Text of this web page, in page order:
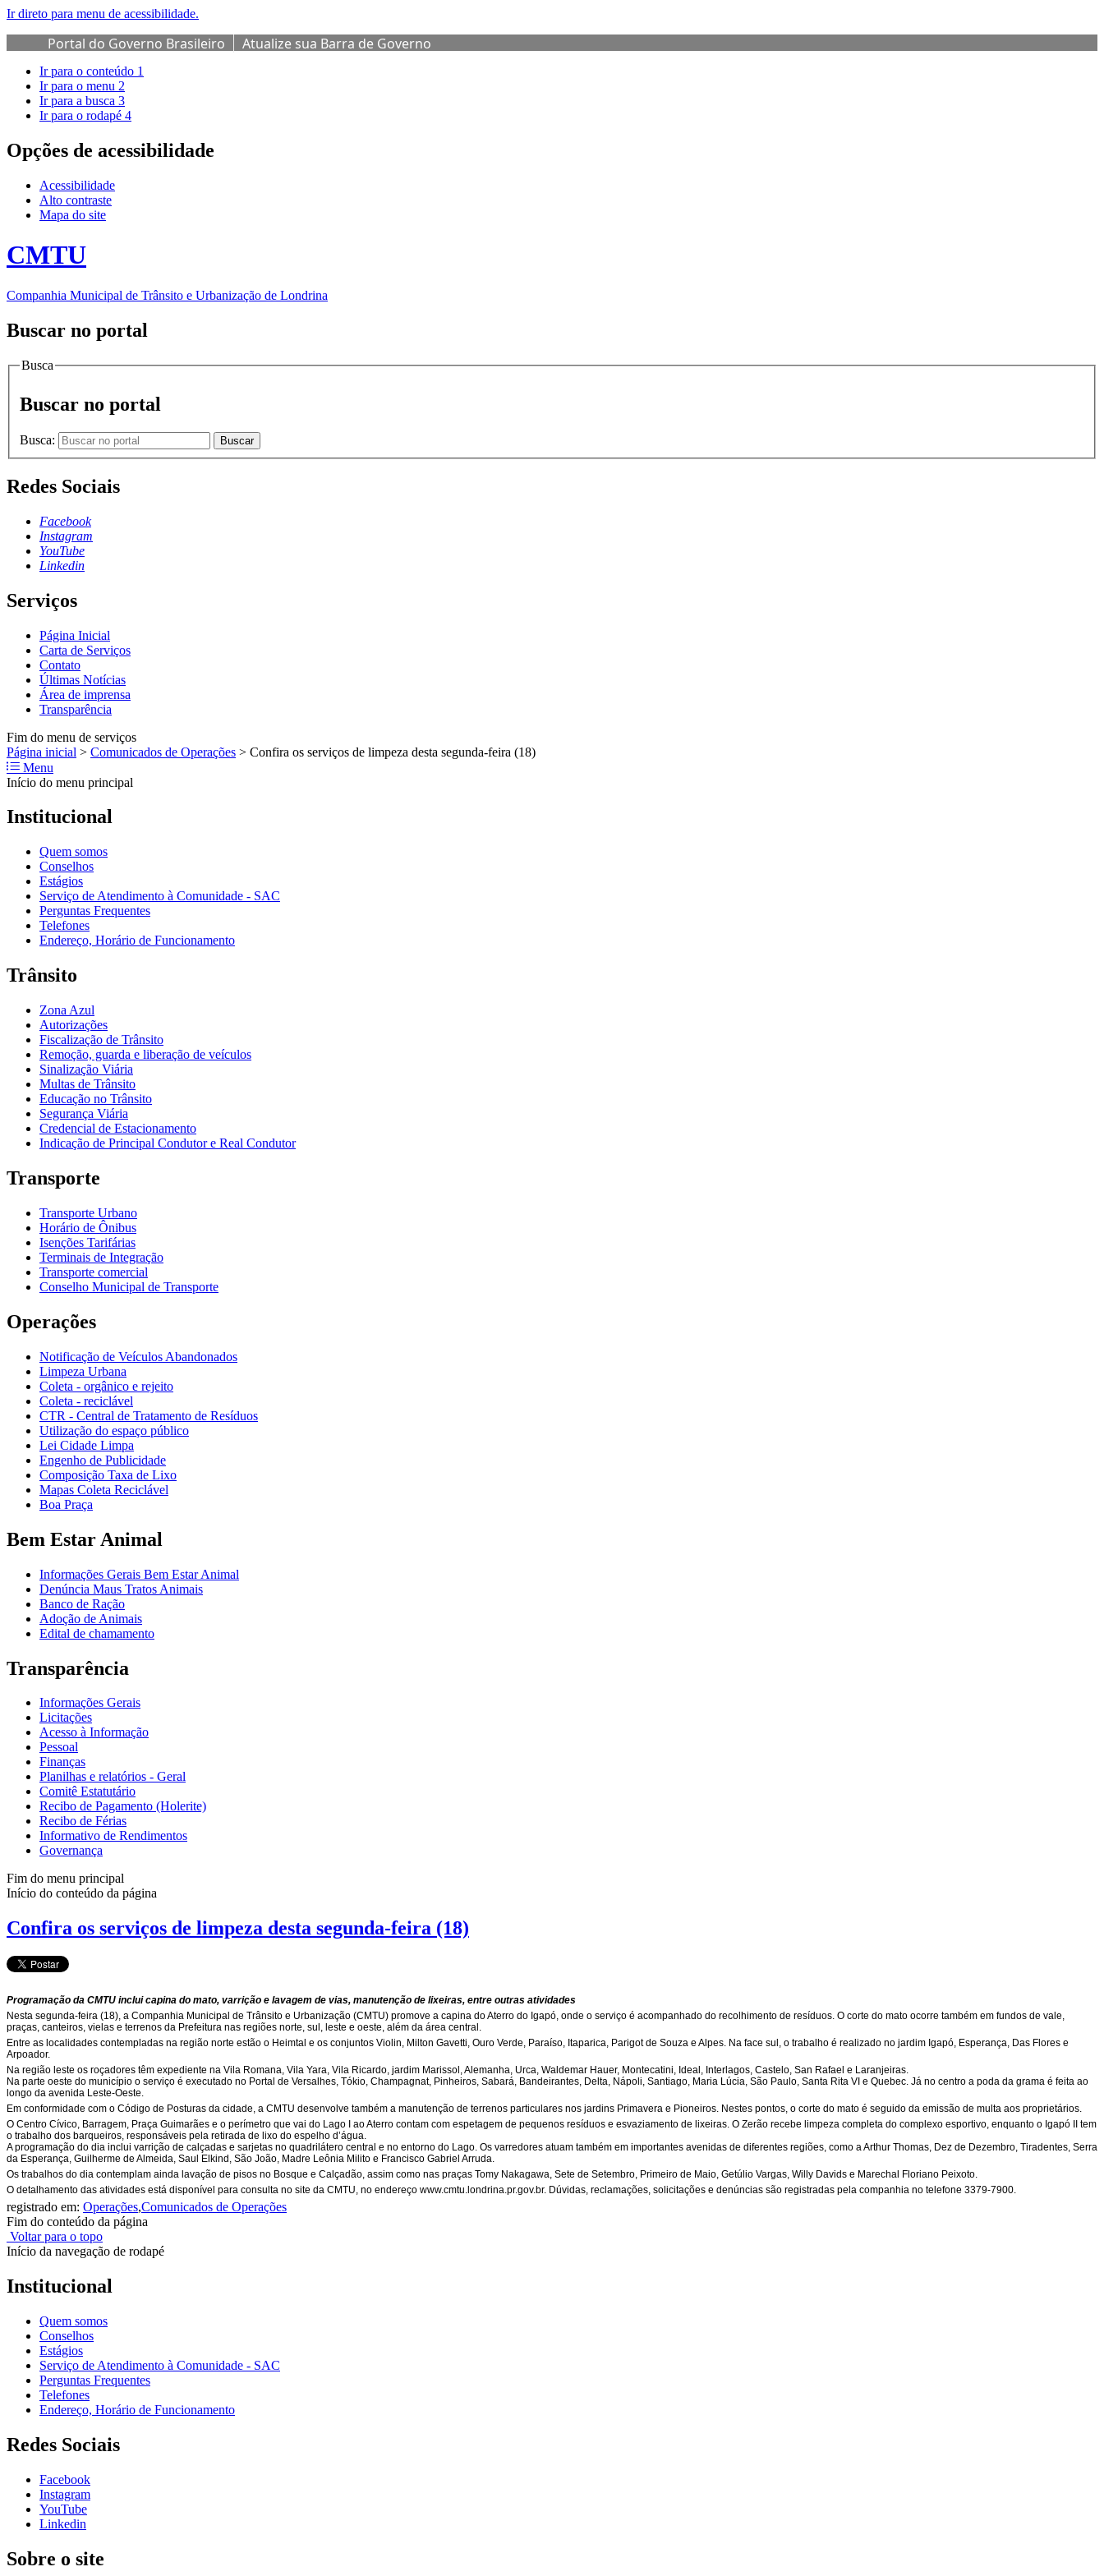
Ir direto para menu de acessibilidade.
Portal do Governo Brasileiro Atualize sua Barra de Governo
Ir para o conteúdo 1
Ir para o menu 2
Ir para a busca 3
Ir para o rodapé 4
Opções de acessibilidade
Acessibilidade
Alto contraste
Mapa do site
CMTU
Companhia Municipal de Trânsito e Urbanização de Londrina
Buscar no portal
Busca
Buscar no portal
Busca: Buscar
Redes Sociais
Facebook
Instagram
YouTube
Linkedin
Serviços
Página Inicial
Carta de Serviços
Contato
Últimas Notícias
Área de imprensa
Transparência
Fim do menu de serviços
Página inicial > Comunicados de Operações > Confira os serviços de limpeza desta segunda-feira (18)
Menu
Início do menu principal
Institucional
Quem somos
Conselhos
Estágios
Serviço de Atendimento à Comunidade - SAC
Perguntas Frequentes
Telefones
Endereço, Horário de Funcionamento
Trânsito
Zona Azul
Autorizações
Fiscalização de Trânsito
Remoção, guarda e liberação de veículos
Sinalização Viária
Multas de Trânsito
Educação no Trânsito
Segurança Viária
Credencial de Estacionamento
Indicação de Principal Condutor e Real Condutor
Transporte
Transporte Urbano
Horário de Ônibus
Isenções Tarifárias
Terminais de Integração
Transporte comercial
Conselho Municipal de Transporte
Operações
Notificação de Veículos Abandonados
Limpeza Urbana
Coleta - orgânico e rejeito
Coleta - reciclável
CTR - Central de Tratamento de Resíduos
Utilização do espaço público
Lei Cidade Limpa
Engenho de Publicidade
Composição Taxa de Lixo
Mapas Coleta Reciclável
Boa Praça
Bem Estar Animal
Informações Gerais Bem Estar Animal
Denúncia Maus Tratos Animais
Banco de Ração
Adoção de Animais
Edital de chamamento
Transparência
Informações Gerais
Licitações
Acesso à Informação
Pessoal
Finanças
Planilhas e relatórios - Geral
Comitê Estatutário
Recibo de Pagamento (Holerite)
Recibo de Férias
Informativo de Rendimentos
Governança
Fim do menu principal
Início do conteúdo da página
Confira os serviços de limpeza desta segunda-feira (18)
Programação da CMTU inclui capina do mato, varrição e lavagem de vias, manutenção de lixeiras, entre outras atividades
Nesta segunda-feira (18), a Companhia Municipal de Trânsito e Urbanização (CMTU) promove a capina do Aterro do Igapó, onde o serviço é acompanhado do recolhimento de resíduos. O corte do mato ocorre também em fundos de vale,
praças, canteiros, vielas e terrenos da Prefeitura nas regiões norte, sul, leste e oeste, além da área central.
Entre as localidades contempladas na região norte estão o Heimtal e os conjuntos Violin, Milton Gavetti, Ouro Verde, Paraíso, Itaparica, Parigot de Souza e Alpes. Na face sul, o trabalho é realizado no jardim Igapó, Esperança, Das Flores e
Arpoador.
Na região leste os roçadores têm expediente na Vila Romana, Vila Yara, Vila Ricardo, jardim Marissol, Alemanha, Urca, Waldemar Hauer, Montecatini, Ideal, Interlagos, Castelo, San Rafael e Laranjeiras.
Na parte oeste do município o serviço é executado no Portal de Versalhes, Tókio, Champagnat, Pinheiros, Sabará, Bandeirantes, Delta, Nápoli, Santiago, Maria Lúcia, São Paulo, Santa Rita VI e Quebec. Já no centro a poda da grama é feita ao
longo da avenida Leste-Oeste.
Em conformidade com o Código de Posturas da cidade, a CMTU desenvolve também a manutenção de terrenos particulares nos jardins Primavera e Pioneiros. Nestes pontos, o corte do mato é seguido da emissão de multa aos proprietários.
O Centro Cívico, Barragem, Praça Guimarães e o perímetro que vai do Lago I ao Aterro contam com espetagem de pequenos resíduos e esvaziamento de lixeiras. O Zerão recebe limpeza completa do complexo esportivo, enquanto o Igapó II tem
o trabalho dos barqueiros, responsáveis pela retirada de lixo do espelho d’água.
A programação do dia inclui varrição de calçadas e sarjetas no quadrilátero central e no entorno do Lago. Os varredores atuam também em importantes avenidas de diferentes regiões, como a Arthur Thomas, Dez de Dezembro, Tiradentes, Serra
da Esperança, Guilherme de Almeida, Saul Elkind, São João, Madre Leônia Milito e Francisco Gabriel Arruda.
Os trabalhos do dia contemplam ainda lavação de pisos no Bosque e Calçadão, assim como nas praças Tomy Nakagawa, Sete de Setembro, Primeiro de Maio, Getúlio Vargas, Willy Davids e Marechal Floriano Peixoto.
O detalhamento das atividades está disponível para consulta no site da CMTU, no endereço www.cmtu.londrina.pr.gov.br. Dúvidas, reclamações, solicitações e denúncias são registradas pela companhia no telefone 3379-7900.
registrado em: Operações,Comunicados de Operações
Fim do conteúdo da página
Voltar para o topo
Início da navegação de rodapé
Institucional
Quem somos
Conselhos
Estágios
Serviço de Atendimento à Comunidade - SAC
Perguntas Frequentes
Telefones
Endereço, Horário de Funcionamento
Redes Sociais
Facebook
Instagram
YouTube
Linkedin
Sobre o site